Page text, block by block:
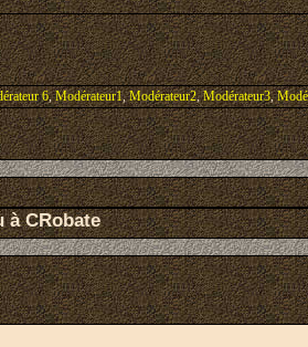
6,Modérateur1,Modérateur2,Modérateur3,
à CRobate